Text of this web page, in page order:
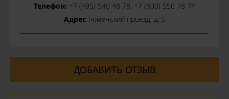
Телефон: +7 (495) 540 48 78, +7 (800) 550 78 74
АдресТюменский проезд, д. 5
ДОБАВИТЬ ОТЗЫВ